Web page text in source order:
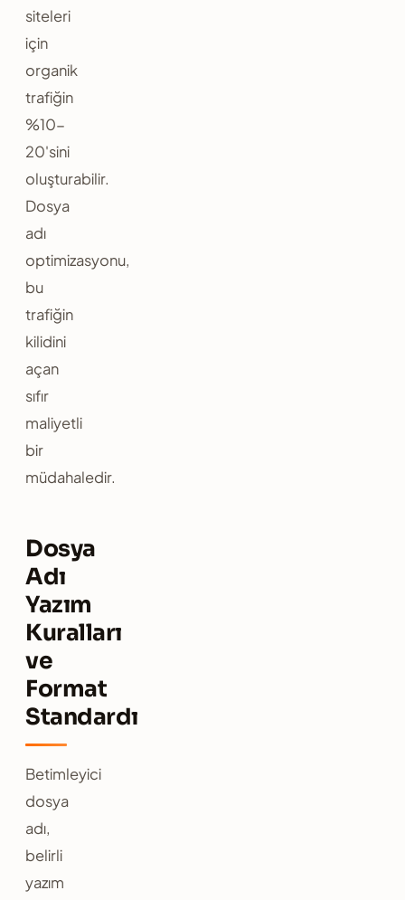
siteleri
için
organik
trafiğin
%10-
20'sini
oluşturabilir.
Dosya
adı
optimizasyonu,
bu
trafiğin
kilidini
açan
sıfır
maliyetli
bir
müdahaledir.
Dosya
Adı
Yazım
Kuralları
ve
Format
Standardı
Betimleyici
dosya
adı,
belirli
yazım